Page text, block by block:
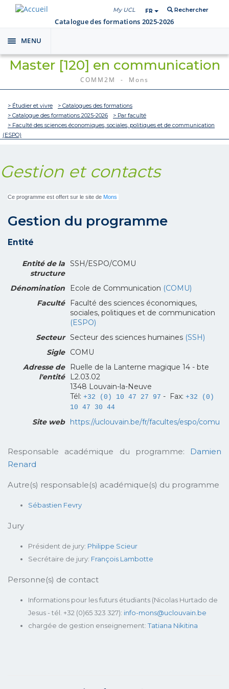
My UCL FR Rechercher
Catalogue des formations 2025-2026
Toggle
navigation
MENU
Master [120] en communication
COMM2M - Mons
> Étudier et vivre
> Catalogues des formations
> Catalogue des formations 2025-2026
> Par faculté
> Faculté des sciences économiques, sociales, politiques et de communication
(ESPO)
Gestion et contacts
Ce programme est offert sur le site de Mons
Gestion du programme
Entité
Entité de la
structure
SSH/ESPO/COMU
Dénomination Ecole de Communication (COMU)
Faculté
Faculté des sciences économiques,
sociales, politiques et de communication
(ESPO)
Secteur Secteur des sciences humaines (SSH)
Sigle
COMU
Adresse de
l'entité
Ruelle de la Lanterne magique 14 - bte
L2.03.02
1348 Louvain-la-Neuve
Tél: +32 (0) 10 47 27 97 - Fax: +32 (0)
10 47 30 44
Site web https://uclouvain.be/fr/facultes/espo/comu
Responsable académique du programme:
Damien
Renard
Autre(s) responsable(s) académique(s) du programme
Sébastien Fevry
Jury
Président de jury: Philippe Scieur
Secrétaire de jury: François Lambotte
Personne(s) de contact
Informations pour les futurs étudiants (Nicolas Hurtado de
Jesus - tél. +32 (0)65 323 327): info-mons@uclouvain.be
chargée de gestion enseignement:Tatiana Nikitina